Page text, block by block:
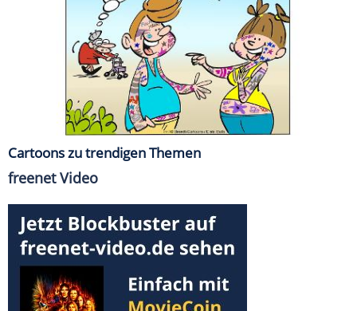
Cartoons zu trendigen Themen
freenet Video